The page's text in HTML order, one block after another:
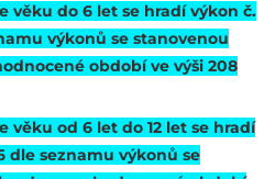
věku do 6 let se hradí výkon č.
výkonů se stanovenou
období ve výši 208
věku od 6 let do 12 let se hradí
dle seznamu výkonů se